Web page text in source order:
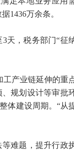
1436万余条。
天，税务部门“征
工产业链延伸的重
规划设计等审批
体建设周期。“从
难题，提升行政